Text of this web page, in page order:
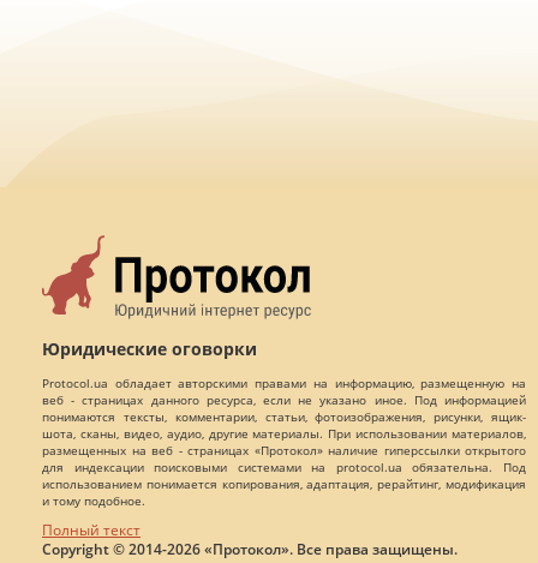
Юридические оговорки
Protocol.ua обладает авторскими правами на информацию, размещенную на
веб - страницах данного ресурса, если не указано иное. Под информацией
понимаются тексты, комментарии, статьи, фотоизображения, рисунки, ящик-
шота, сканы, видео, аудио, другие материалы. При использовании материалов,
размещенных на веб - страницах «Протокол» наличие гиперссылки открытого
для индексации поисковыми системами на protocol.ua обязательна. Под
использованием понимается копирования, адаптация, рерайтинг, модификация
и тому подобное.
Полный текст
Copyright © 2014-2026 «Протокол». Все права защищены.